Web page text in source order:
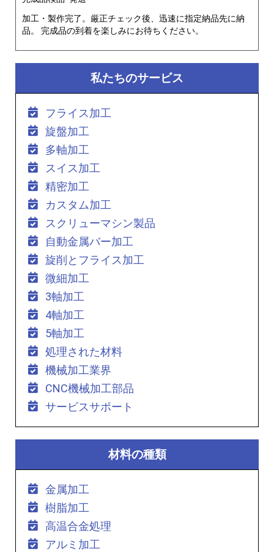
加工・製作完了。厳正チェック後、迅速に指定納品先に納
品。 完成品の到着を楽しみにお待ちください。
私たちのサービス
フライス加工
旋盤加工
多軸加工
スイス加工
精密加工
カスタム加工
スクリューマシン製品
自動金属バー加工
旋削とフライス加工
微細加工
3軸加工
4軸加工
5軸加工
処理された材料
機械加工業界
CNC機械加工部品
サービスサポート
材料の種類
金属加工
樹脂加工
高温合金処理
アルミ加工